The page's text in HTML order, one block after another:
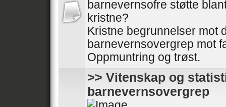
barnevernsofre støtte
kristne?
Kristne begrunnelser mot
barnevernsovergrep mot
Oppmuntring og trøst.
>> Vitenskap og
barnevernsovergrep